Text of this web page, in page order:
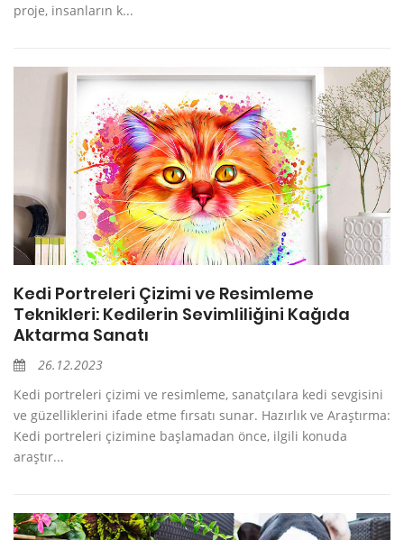
proje, insanların k...
Kedi Portreleri Çizimi ve Resimleme
Teknikleri: Kedilerin Sevimliliğini Kağıda
Aktarma Sanatı
26.12.2023
Kedi portreleri çizimi ve resimleme, sanatçılara kedi sevgisini
ve güzelliklerini ifade etme fırsatı sunar. Hazırlık ve Araştırma:
Kedi portreleri çizimine başlamadan önce, ilgili konuda
araştır...